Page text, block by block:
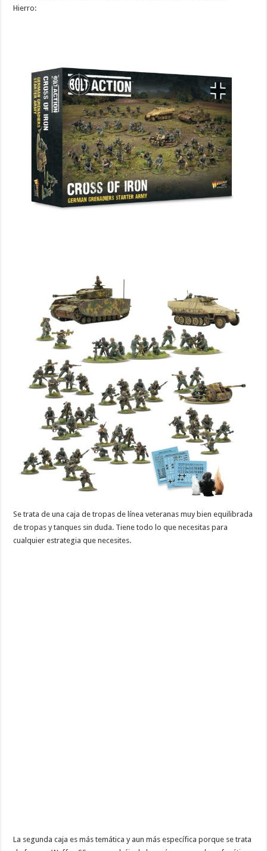
Hierro:
Se trata de una caja de tropas de línea veteranas muy bien equilibrada
de tropas y tanques sin duda. Tiene todo lo que necesitas para
cualquier estrategia que necesites.
La segunda caja es más temática y aun más específica porque se trata